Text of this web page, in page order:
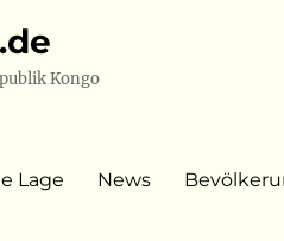
Kongo
Lage News